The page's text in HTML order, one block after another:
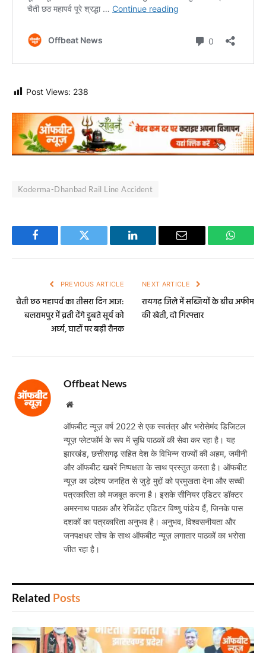
Post Views: 238
Koderma-Dhanbad Rail Line Accident
Facebook Twitter LinkedIn Email
PREVIOUS ARTICLE
चैती छठ महापर्व का तीसरा दिन आज:
बलरामपुर में व्रती देंगे डूबते सूर्य को
अर्घ्य, घाटों पर बढ़ी रौनक
NEXT ARTICLE
रायगढ़ जिले में सब्जियाें के बीच अफीम
की खेती, दाे गिरफ्तार
Offbeat News
Website
ऑफबीट न्यूज़ वर्ष 2022 से एक स्वतंत्र और भरोसेमंद डिजिटल
न्यूज़ प्लेटफॉर्म के रूप में सुधि पाठकों की सेवा कर रहा है। यह
झारखंड, छत्तीसगढ़ सहित देश के विभिन्न राज्यों की अहम, जमीनी
और ऑफबीट खबरें निष्पक्षता के साथ प्रस्तुत करता है। ऑफबीट
न्यूज़ का उद्देश्य जनहित से जुड़े मुद्दों को प्रमुखता देना और सच्ची
पत्रकारिता को मजबूत करना है। इसके सीनियर एडिटर डॉक्टर
अमरनाथ पाठक और रेजिडेंट एडिटर विष्णु पांडेय हैं, जिनके पास
दशकों का पत्रकारिता अनुभव है। अनुभव, विश्वसनीयता और
जनपक्षधर सोच के साथ ऑफबीट न्यूज़ लगातार पाठकों का भरोसा
जीत रहा है।
Related Posts